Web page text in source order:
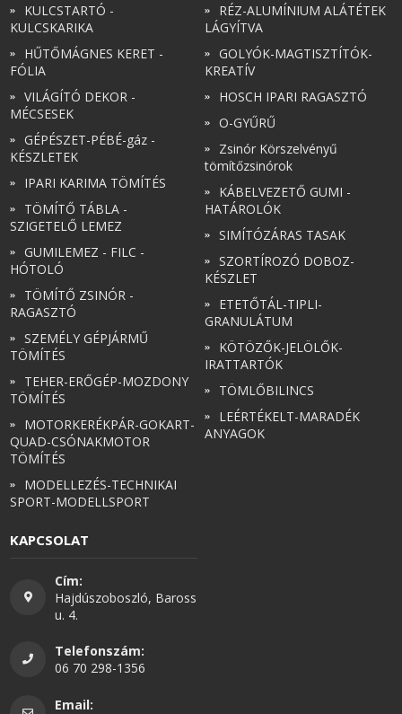
KULCSTARTÓ -
KULCSKARIKA
HŰTŐMÁGNES KERET -
FÓLIA
VILÁGÍTÓ DEKOR -
MÉCSESEK
GÉPÉSZET-PÉBÉ-gáz -
KÉSZLETEK
IPARI KARIMA TÖMÍTÉS
TÖMÍTŐ TÁBLA -
SZIGETELŐ LEMEZ
GUMILEMEZ - FILC -
HÓTOLÓ
TÖMÍTŐ ZSINÓR -
RAGASZTÓ
SZEMÉLY GÉPJÁRMŰ
TÖMÍTÉS
TEHER-ERŐGÉP-MOZDONY
TÖMÍTÉS
MOTORKERÉKPÁR-GOKART-
QUAD-CSÓNAKMOTOR
TÖMÍTÉS
MODELLEZÉS-TECHNIKAI
SPORT-MODELLSPORT
RÉZ-ALUMÍNIUM ALÁTÉTEK
LÁGYÍTVA
GOLYÓK-MAGTISZTÍTÓK-
KREATÍV
HOSCH IPARI RAGASZTÓ
O-GYŰRŰ
Zsinór Körszelvényű
tömítőzsinórok
KÁBELVEZETŐ GUMI -
HATÁROLÓK
SIMÍTÓZÁRAS TASAK
SZORTÍROZÓ DOBOZ-
KÉSZLET
ETETŐTÁL-TIPLI-
GRANULÁTUM
KÖTÖZŐK-JELÖLŐK-
IRATTARTÓK
TÖMLŐBILINCS
LEÉRTÉKELT-MARADÉK
ANYAGOK
KAPCSOLAT
Cím:
Hajdúszoboszló, Baross
u. 4.
Telefonszám:
06 70 298-1356
Email: